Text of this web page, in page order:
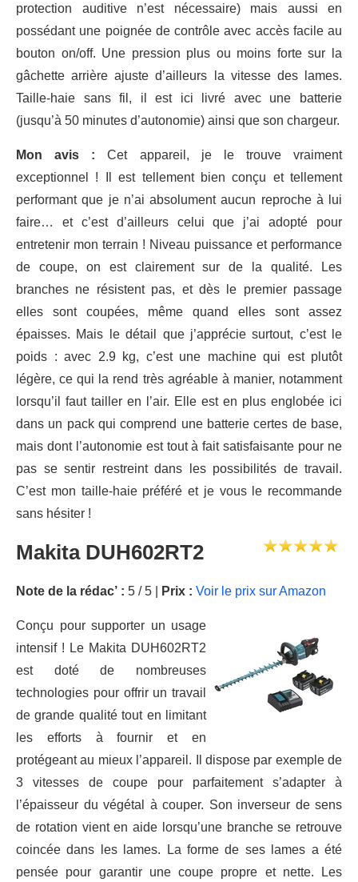
protection auditive n’est nécessaire) mais aussi en
possédant une poignée de contrôle avec accès facile au
bouton on/off. Une pression plus ou moins forte sur la
gâchette arrière ajuste d’ailleurs la vitesse des lames.
Taille-haie sans fil, il est ici livré avec une batterie
(jusqu’à 50 minutes d’autonomie) ainsi que son chargeur.
Mon avis : Cet appareil, je le trouve vraiment
exceptionnel ! Il est tellement bien conçu et tellement
performant que je n’ai absolument aucun reproche à lui
faire… et c’est d’ailleurs celui que j’ai adopté pour
entretenir mon terrain ! Niveau puissance et performance
de coupe, on est clairement sur de la qualité. Les
branches ne résistent pas, et dès le premier passage
elles sont coupées, même quand elles sont assez
épaisses. Mais le détail que j’apprécie surtout, c’est le
poids : avec 2.9 kg, c’est une machine qui est plutôt
légère, ce qui la rend très agréable à manier, notamment
lorsqu’il faut tailler en l’air. Elle est en plus englobée ici
dans un pack qui comprend une batterie certes de base,
mais dont l’autonomie est tout à fait satisfaisante pour ne
pas se sentir restreint dans les possibilités de travail.
C’est mon taille-haie préféré et je vous le recommande
sans hésiter !
Makita DUH602RT2
Note de la rédac’ : 5 / 5 | Prix : Voir le prix sur Amazon
Conçu pour supporter un usage
intensif ! Le Makita DUH602RT2
est doté de nombreuses
technologies pour offrir un travail
de grande qualité tout en limitant
les efforts à fournir et en
protégeant au mieux l’appareil. Il dispose par exemple de
3 vitesses de coupe pour parfaitement s’adapter à
l’épaisseur du végétal à couper. Son inverseur de sens
de rotation vient en aide lorsqu’une branche se retrouve
coincée dans les lames. La forme de ses lames a été
pensée pour garantir une coupe propre et nette. Les